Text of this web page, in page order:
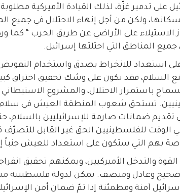
على تدمير غزّة، لذلك القيادة الأميركية
ولكن من أجل إنهاء الاحتلال في جميع
جواز الاستيلاء على الأراضي عن طريق الحرب “
على استعداد للانخراط بصدق واستخدام
السلام، فقد نكون على وشك تحقيق اختراق
باستمرار الاحتلال، والمشروع
تستحق شعوب المنطقة العيش في سلام،
ضمانات صارمة للإسرائيليين بالسلام،
الوقت للفلسطينيين الحق غير القابل للتصرّف
بهم التي ستكون على استعداد للعيش جنباً
والتدخل الأميركيين، ويمكنهم تحقيق
وعادل ومنصف. يمكن لدولة فلسطينية
آمنة ومطمئنة إذا تمّ ضمان أمن